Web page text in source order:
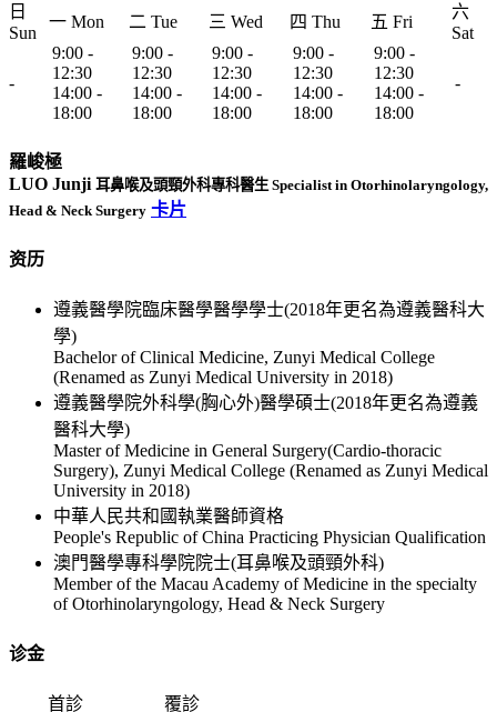
日
Sun
一 Mon 二 Tue 三 Wed 四 Thu 五 Fri
六
Sat
-
9:00 -
12:30
14:00 -
18:00
9:00 -
12:30
14:00 -
18:00
9:00 -
12:30
14:00 -
18:00
9:00 -
12:30
14:00 -
18:00
9:00 -
12:30
14:00 -
18:00
-
羅峻極
LUO Junji 耳鼻喉及頭頸外科專科醫生 Specialist in Otorhinolaryngology,
Head & Neck Surgery 卡片
资历
遵義醫學院臨床醫學醫學學士(2018年更名為遵義醫科大
學)
Bachelor of Clinical Medicine, Zunyi Medical College
(Renamed as Zunyi Medical University in 2018)
遵義醫學院外科學(胸心外)醫學碩士(2018年更名為遵義
醫科大學)
Master of Medicine in General Surgery(Cardio-thoracic
Surgery), Zunyi Medical College (Renamed as Zunyi Medical
University in 2018)
中華人民共和國執業醫師資格
People's Republic of China Practicing Physician Qualification
澳門醫學專科學院院士(耳鼻喉及頭頸外科)
Member of the Macau Academy of Medicine in the specialty
of Otorhinolaryngology, Head & Neck Surgery
诊金
首診 覆診